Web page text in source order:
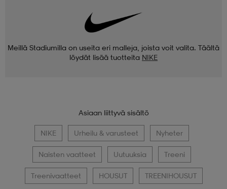
Meillä Stadiumilla on useita eri malleja, joista voit valita. Täältä
löydät lisää tuotteita NIKE
Asiaan liittyvä sisältö
NIKE Urheilu & varusteet Nyheter
Naisten vaatteet Uutuuksia Treeni
Treenivaatteet HOUSUT TREENIHOUSUT